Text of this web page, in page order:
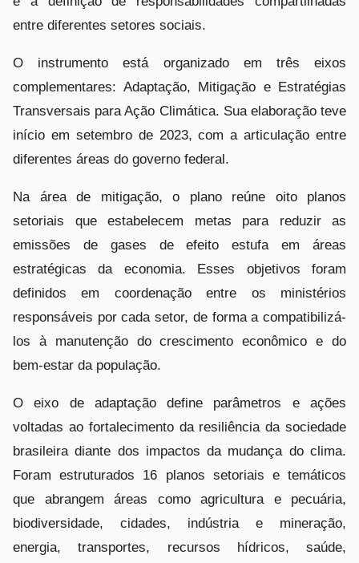
entre diferentes setores sociais.
O instrumento está organizado em três eixos
complementares: Adaptação, Mitigação e Estratégias
Transversais para Ação Climática. Sua elaboração teve
início em setembro de 2023, com a articulação entre
diferentes áreas do governo federal.
Na área de mitigação, o plano reúne oito planos
setoriais que estabelecem metas para reduzir as
emissões de gases de efeito estufa em áreas
estratégicas da economia. Esses objetivos foram
definidos em coordenação entre os ministérios
responsáveis por cada setor, de forma a compatibilizá-
los à manutenção do crescimento econômico e do
bem-estar da população.
O eixo de adaptação define parâmetros e ações
voltadas ao fortalecimento da resiliência da sociedade
brasileira diante dos impactos da mudança do clima.
Foram estruturados 16 planos setoriais e temáticos
que abrangem áreas como agricultura e pecuária,
biodiversidade, cidades, indústria e mineração,
energia, transportes, recursos hídricos, saúde,